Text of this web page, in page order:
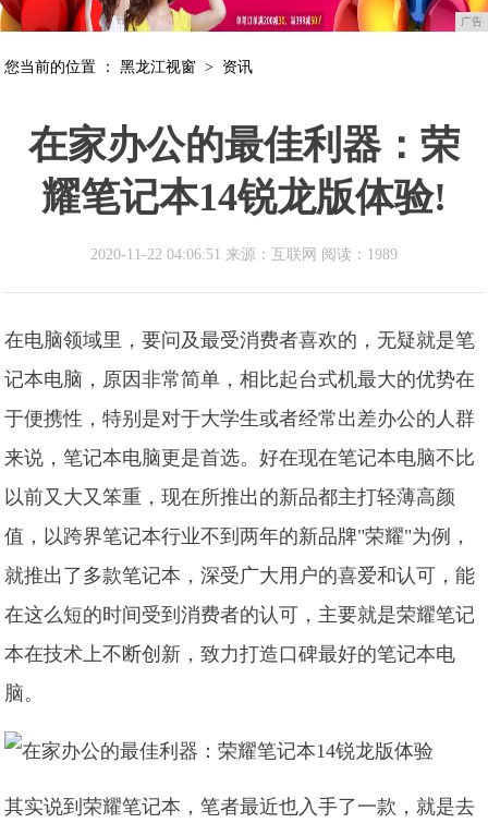
广告
您当前的位置 ：黑龙江视窗 > 资讯
在家办公的最佳利器：荣
耀笔记本14锐龙版体验!
2020-11-22 04:06:51 来源：互联网 阅读：1989
在电脑领域里，要问及最受消费者喜欢的，无疑就是笔
记本电脑，原因非常简单，相比起台式机最大的优势在
于便携性，特别是对于大学生或者经常出差办公的人群
来说，笔记本电脑更是首选。好在现在笔记本电脑不比
以前又大又笨重，现在所推出的新品都主打轻薄高颜
值，以跨界笔记本行业不到两年的新品牌"荣耀"为例，
就推出了多款笔记本，深受广大用户的喜爱和认可，能
在这么短的时间受到消费者的认可，主要就是荣耀笔记
本在技术上不断创新，致力打造口碑最好的笔记本电
脑。
其实说到荣耀笔记本，笔者最近也入手了一款，就是去